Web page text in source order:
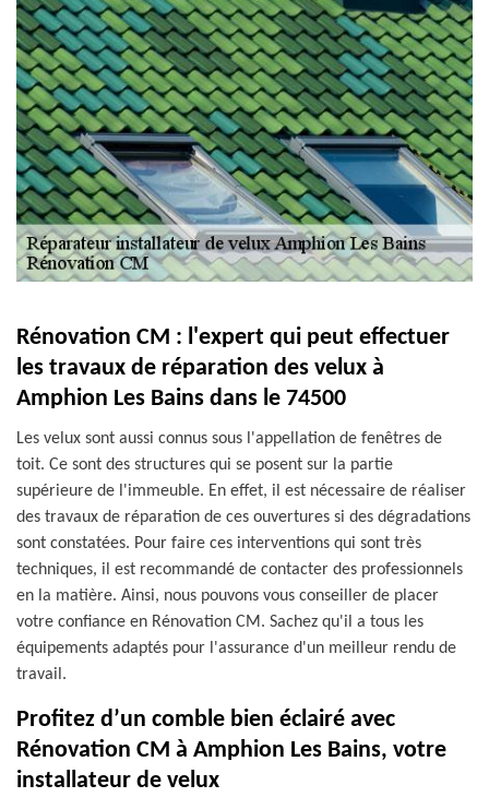
Rénovation CM : l'expert qui peut effectuer
les travaux de réparation des velux à
Amphion Les Bains dans le 74500
Les velux sont aussi connus sous l'appellation de fenêtres de
toit. Ce sont des structures qui se posent sur la partie
supérieure de l'immeuble. En effet, il est nécessaire de réaliser
des travaux de réparation de ces ouvertures si des dégradations
sont constatées. Pour faire ces interventions qui sont très
techniques, il est recommandé de contacter des professionnels
en la matière. Ainsi, nous pouvons vous conseiller de placer
votre confiance en Rénovation CM. Sachez qu'il a tous les
équipements adaptés pour l'assurance d'un meilleur rendu de
travail.
Profitez d’un comble bien éclairé avec
Rénovation CM à Amphion Les Bains, votre
installateur de velux